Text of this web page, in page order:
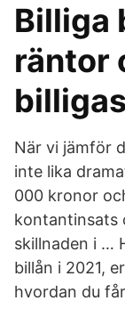
Billiga
räntor
När vi jämför
inte lika
000 kronor
kontantinsats
skillnaden i …
billån i 2021,
hvordan du